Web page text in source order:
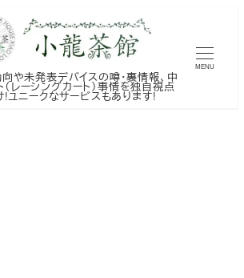
や未発表デバイスの噂・裏情報、中
レーシングカート）事情を独自視点
ユニークなサービスもあります!
MENU